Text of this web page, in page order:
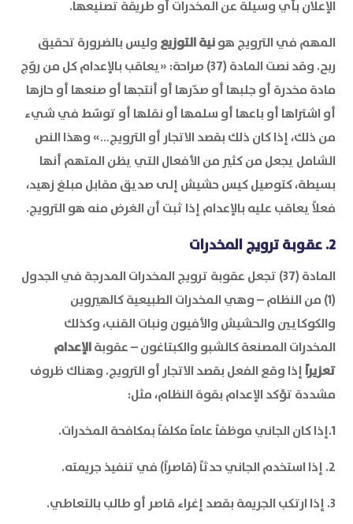
الإعلان بأي وسيلة عن المخدرات أو طريقة تصنيعها.
المهم في الترويج هونية التوزيع وليس بالضرورة تحقيق
ربح. وقد نصت المادة (37) صراحة: «يعاقب بالإعدام كل من روّج
مادة مخدرة أو جلبها أو صدّرها أو أنتجها أو صنعها أو حازها
أو اشتراها أو باعها أو سلمها أو نقلها أو توسّط في شيء
من ذلك، إذا كان ذلك بقصد الاتجار أو الترويج…» وهذا النص
الشامل يجعل من كثير من الأفعال التي يظن المتهم أنها
بسيطة، كتوصيل كيس حشيش إلى صديق مقابل مبلغ زهيد،
فعلاً يعاقب عليه بالإعدام إذا ثبت أن الغرض منه هو الترويج.
2. عقوبة ترويج المخدرات
المادة (37) تجعل عقوبة ترويج المخدرات المدرجة في الجدول
(1) من النظام – وهي المخدرات الطبيعية كالهيروين
والكوكايين والحشيش والأفيون ونبات القنب، وكذلك
المخدرات المصنعة كالشبو والكبتاغون – عقوبةالإعدام
تعزيراً إذا وقع الفعل بقصد الاتجار أو الترويج. وهناك ظروف
مشددة تؤكد الإعدام بقوة النظام، مثل:
1.إذا كان الجاني موظفاً عاماً مكلفاً بمكافحة المخدرات.
2. إذا استخدم الجاني حدثاً (قاصراً) في تنفيذ جريمته.
3. إذا ارتكب الجريمة بقصد إغراء قاصر أو طالب بالتعاطي.